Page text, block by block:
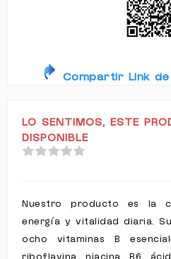
Compartir Link
LO SENTIMOS, ESTE
DISPONIBLE
Nuestro producto es la
energía y vitalidad diaria.
ocho vitaminas B